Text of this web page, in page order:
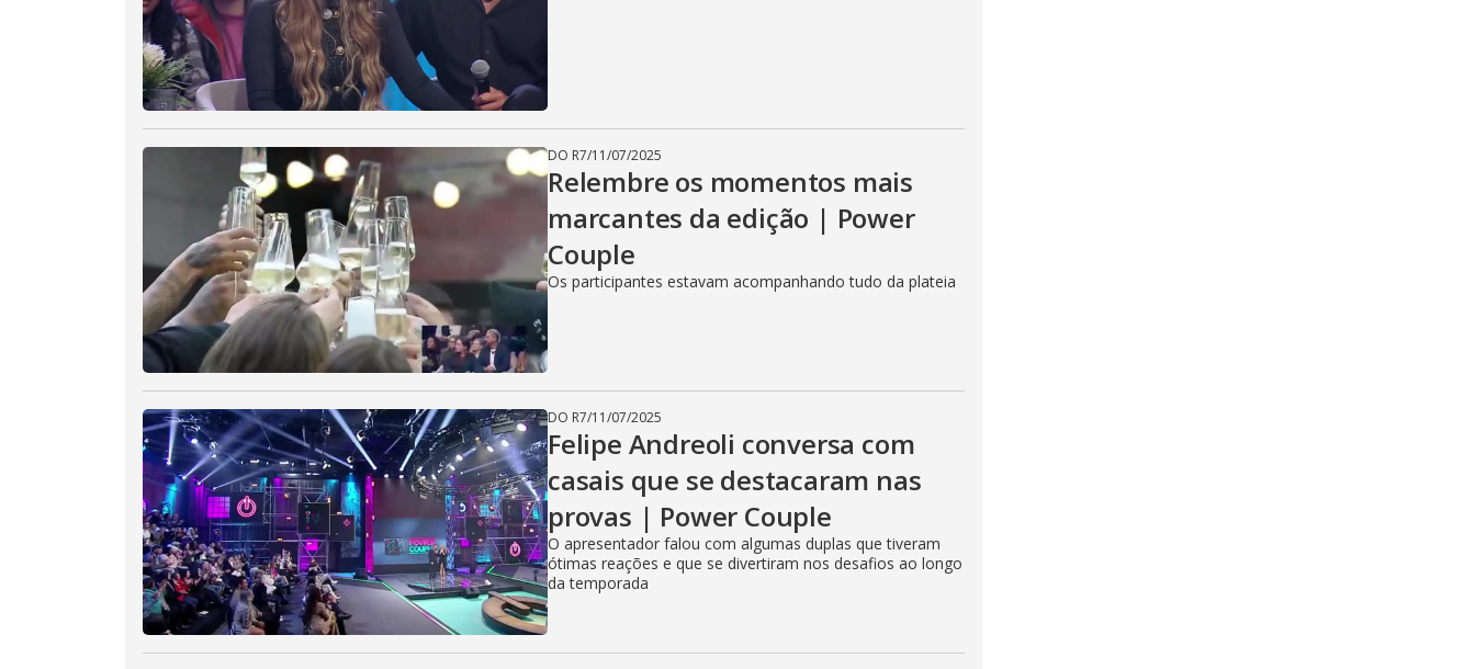
DO R7/11/07/2025
Relembre os momentos mais
marcantes da edição | Power
Couple
Os participantes estavam acompanhando tudo da plateia
DO R7/11/07/2025
Felipe Andreoli conversa com
casais que se destacaram nas
provas | Power Couple
O apresentador falou com algumas duplas que tiveram
ótimas reações e que se divertiram nos desafios ao longo
da temporada